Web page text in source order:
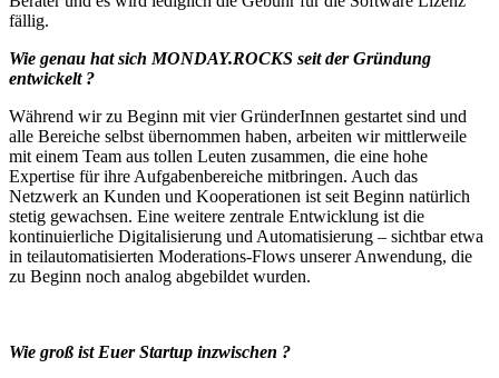
fällig.
Wie genau hat sich MONDAY.ROCKS seit der Gründung
entwickelt ?
Während wir zu Beginn mit vier GründerInnen gestartet sind und
alle Bereiche selbst übernommen haben, arbeiten wir mittlerweile
mit einem Team aus tollen Leuten zusammen, die eine hohe
Expertise für ihre Aufgabenbereiche mitbringen. Auch das
Netzwerk an Kunden und Kooperationen ist seit Beginn natürlich
stetig gewachsen. Eine weitere zentrale Entwicklung ist die
kontinuierliche Digitalisierung und Automatisierung – sichtbar etwa
in teilautomatisierten Moderations-Flows unserer Anwendung, die
zu Beginn noch analog abgebildet wurden.
Wie groß ist Euer Startup inzwischen ?